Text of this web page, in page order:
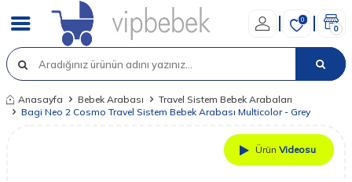
0
0
Anasayfa Bebek Arabası
Travel Sistem Bebek Arabaları
Bagi Neo 2 Cosmo Travel Sistem Bebek Arabası Multicolor - Grey
Ürün Videosu